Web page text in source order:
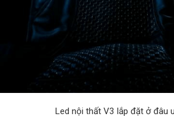
Led nội thất V3 lắp đặt ở đâu